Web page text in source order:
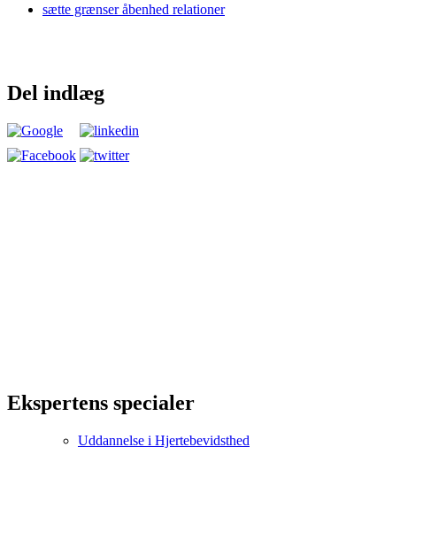
sætte grænser åbenhed relationer
Del indlæg
Ekspertens specialer
Uddannelse i Hjertebevidsthed